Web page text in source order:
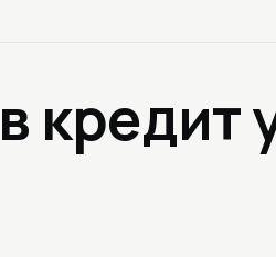
в кредит